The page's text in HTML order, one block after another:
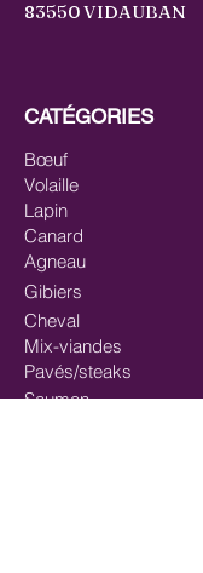
83550 VIDAUBAN
CATÉGORIES
Bœuf
Volaille
Lapin
Canard
Agneau
Gibiers
Cheval
Mix-viandes
Pavés/steaks
Saumon